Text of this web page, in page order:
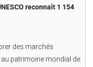
reconnaît 1 154
des marchés
patrimoine mondial de